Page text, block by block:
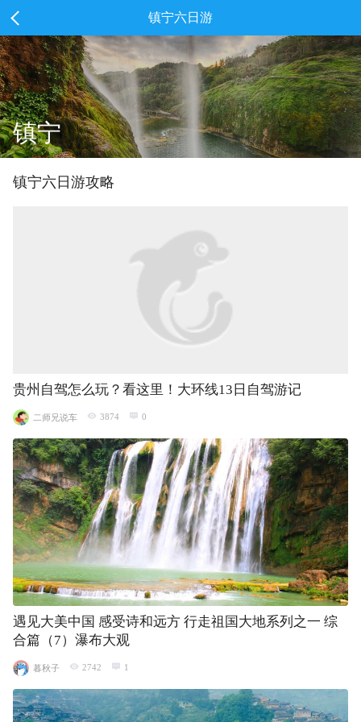
镇宁六日游
镇宁
镇宁六 日游攻略
贵州自驾怎么玩？看这里！大环线13日自驾游记
二师兄说车 3874 0
遇见大美中国 感受诗和远方 行走祖国大地系列之一 综
合篇（7）瀑布大观
暮秋子 2742 1